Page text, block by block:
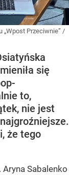
„Wpost Przeciwnie” /
się
to,
nie jest
że tego
Sabalenko